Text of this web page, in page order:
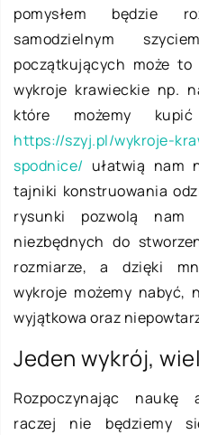
pomysłem będzie
samodzielnym
początkujących może
wykroje krawieckie np.
które możemy
https://szyj.pl/wykroje-
spodnice/ ułatwią nam
tajniki konstruowania
rysunki pozwolą nam
niezbędnych do
rozmiarze, a dzięki
wykroje możemy nabyć,
wyjątkowa oraz
Jeden wykrój,
Rozpoczynając naukę
raczej nie będziemy